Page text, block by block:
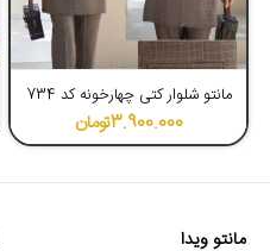
4.77
مانتو شلوار کتی چهارخونه کد 734
3.900.000تومان
مانتو ویدا